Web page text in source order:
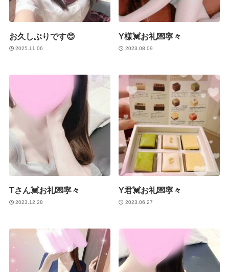
お久しぶりです😊
2025.11.06
Y様💓お礼💌寧々
2023.08.09
Tさん💓お礼💌寧々
2023.12.28
Y君💓お礼💌寧々
2023.06.27